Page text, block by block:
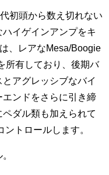
初頭から数え切れない
イゲインアンプをキ
、レアなMesa/Boogie
所有しており、後期バ
アグレッシブなバイ
エンドをさらに引き締
ダル類も加えられて
トロールします。